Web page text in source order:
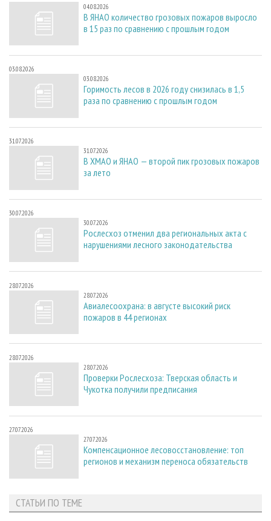
04.08.2026
В ЯНАО количество грозовых пожаров выросло
в 15 раз по сравнению с прошлым годом
03.08.2026
03.08.2026
Горимость лесов в 2026 году снизилась в 1,5
раза по сравнению с прошлым годом
31.07.2026
31.07.2026
В ХМАО и ЯНАО — второй пик грозовых пожаров
за лето
30.07.2026
30.07.2026
Рослесхоз отменил два региональных акта с
нарушениями лесного законодательства
28.07.2026
28.07.2026
Авиалесоохрана: в августе высокий риск
пожаров в 44 регионах
28.07.2026
28.07.2026
Проверки Рослесхоза: Тверская область и
Чукотка получили предписания
27.07.2026
27.07.2026
Компенсационное лесовосстановление: топ
регионов и механизм переноса обязательств
СТАТЬИ ПО ТЕМЕ